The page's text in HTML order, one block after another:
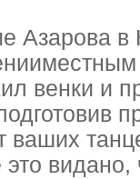
Азарова
местным
венки и
ваших